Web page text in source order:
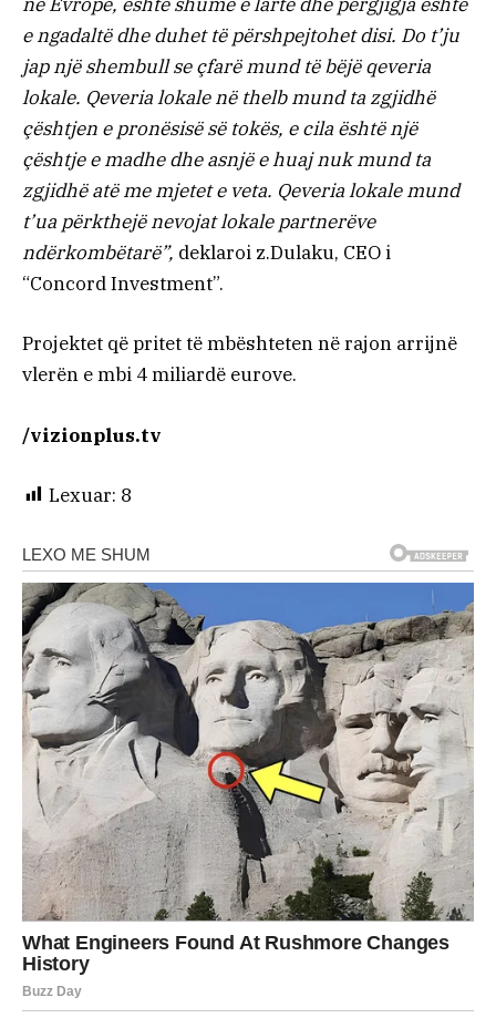
e ngadaltë dhe duhet të përshpejtohet disi. Do t’ju
jap një shembull se çfarë mund të bëjë qeveria
lokale. Qeveria lokale në thelb mund ta zgjidhë
çështjen e pronësisë së tokës, e cila është një
çështje e madhe dhe asnjë e huaj nuk mund ta
zgjidhë atë me mjetet e veta. Qeveria lokale mund
t’ua përkthejë nevojat lokale partnerëve
ndërkombëtarë”, deklaroi z.Dulaku, CEO i
“Concord Investment”.
Projektet që pritet të mbështeten në rajon arrijnë
vlerën e mbi 4 miliardë eurove.
/vizionplus.tv
Lexuar: 8